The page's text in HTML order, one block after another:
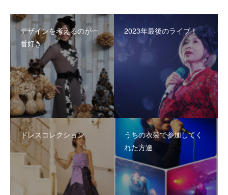
デザインを考えるのが一
番好き
2023年最後のライブ！
ドレスコレクション
うちの衣装で参加してく
れた方達